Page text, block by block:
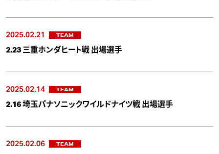
2025.02.21 TEAM
2.23 三重ホンダヒート戦 出場選手
2025.02.14 TEAM
2.16 埼玉パナソニックワイルドナイツ戦 出場選手
2025.02.06 TEAM